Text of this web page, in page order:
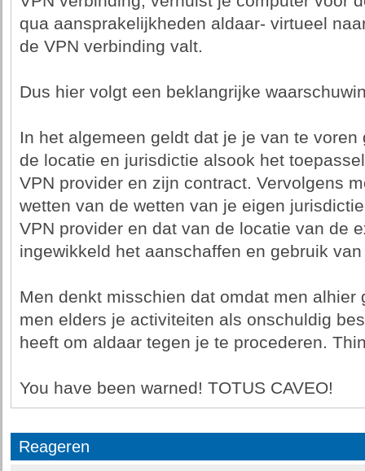
qua aansprakelijkheden aldaar- virtueel
de VPN verbinding valt.
Dus hier volgt een beklangrijke
In het algemeen geldt dat je je van te
de locatie en jurisdictie alsook het
VPN provider en zijn contract. Vervolgens
wetten van de wetten van je eigen
VPN provider en dat van de locatie van de
ingewikkeld het aanschaffen en gebruik
Men denkt misschien dat omdat men alhier
men elders je activiteiten als onschuldig
heeft om aldaar tegen je te procederen.
You have been warned! TOTUS CAVEO!
Reageren